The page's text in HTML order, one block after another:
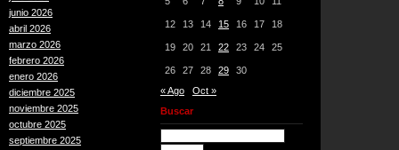
junio 2026
abril 2026
marzo 2026
febrero 2026
enero 2026
diciembre 2025
noviembre 2025
octubre 2025
septiembre 2025
12 13 14 15 16 17 18
19 20 21 22 23 24 25
26 27 28 29
30
« Ago
Oct »
Buscar